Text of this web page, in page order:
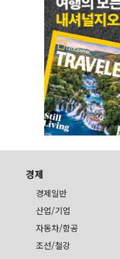
경제
경제일반
산업/기업
자동차/항공
조선/철강